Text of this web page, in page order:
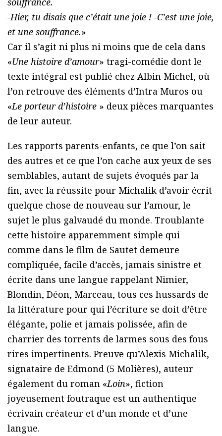
-Hier, tu disais que c’était une joie ! -C’est une joie,
et une souffrance.»
Car il s’agit ni plus ni moins que de cela dans
«Une histoire d’amour» tragi-comédie dont le
texte intégral est publié chez Albin Michel, où
l’on retrouve des éléments d’Intra Muros ou
«Le porteur d’histoire » deux pièces marquantes
de leur auteur.
Les rapports parents-enfants, ce que l’on sait
des autres et ce que l’on cache aux yeux de ses
semblables, autant de sujets évoqués par la
fin, avec la réussite pour Michalik d’avoir écrit
quelque chose de nouveau sur l’amour, le
sujet le plus galvaudé du monde. Troublante
cette histoire apparemment simple qui
comme dans le film de Sautet demeure
compliquée, facile d’accès, jamais sinistre et
écrite dans une langue rappelant Nimier,
Blondin, Déon, Marceau, tous ces hussards de
la littérature pour qui l’écriture se doit d’être
élégante, polie et jamais polissée, afin de
charrier des torrents de larmes sous des fous
rires impertinents. Preuve qu’Alexis Michalik,
signataire de Edmond (5 Molières), auteur
également du roman «Loin», fiction
joyeusement foutraque est un authentique
écrivain créateur et d’un monde et d’une
langue.